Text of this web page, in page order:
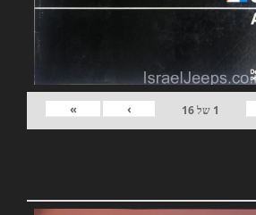
1 של16
›
»